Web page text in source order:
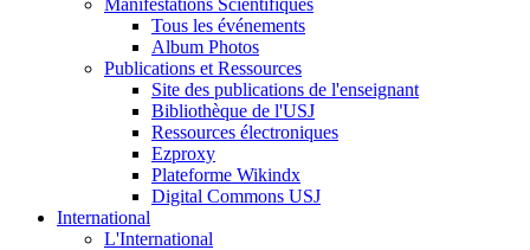
Tous les événements
Album Photos
Publications et Ressources
Site des publications de l'enseignant
Bibliothèque de l'USJ
Ressources électroniques
Ezproxy
Plateforme Wikindx
Digital Commons USJ
International
L'International